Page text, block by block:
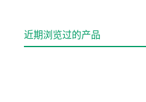
近期浏览过的产品